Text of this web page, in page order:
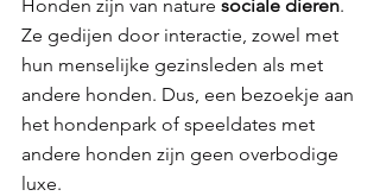
Honden zijn van nature sociale dieren.
Ze gedijen door interactie, zowel met
hun menselijke gezinsleden als met
andere honden. Dus, een bezoekje aan
het hondenpark of speeldates met
andere honden zijn geen overbodige
luxe.